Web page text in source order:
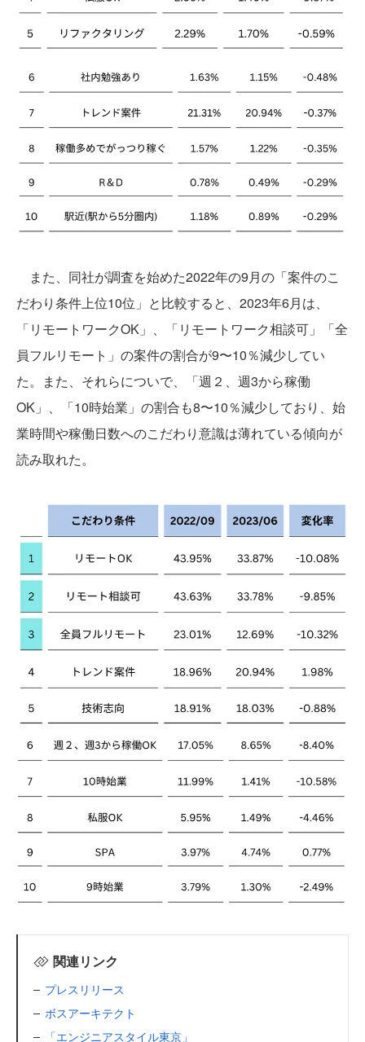
また、同社が調査を始めた2022年の9月の「案件のこ
だわり条件上位10位」と比較すると、2023年6月は、
「リモートワークOK」、「リモートワーク相談可」「全
員フルリモート」の案件の割合が9〜10％減少してい
た。また、それらについで、「週２、週3から稼働
OK」、「10時始業」の割合も8〜10％減少しており、始
業時間や稼働日数へのこだわり意識は薄れている傾向が
読み取れた。
関連リンク
プレスリリース
ボスアーキテクト
「エンジニアスタイル東京」